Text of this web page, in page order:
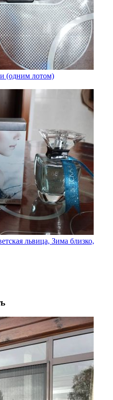
(одним лотом)
львица, Зима близко,